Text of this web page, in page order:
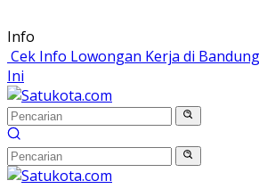
Langsung
ke
konten
Info
Cek Info Lowongan Kerja di
Ini